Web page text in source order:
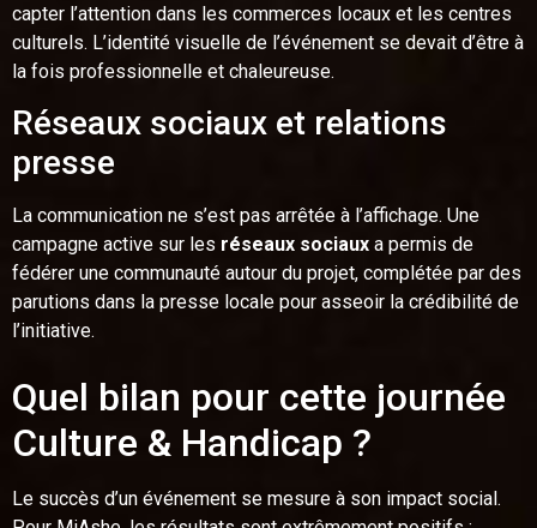
capter l’attention dans les commerces locaux et les centres
culturels. L’identité visuelle de l’événement se devait d’être à
la fois professionnelle et chaleureuse.
Réseaux sociaux et relations
presse
La communication ne s’est pas arrêtée à l’affichage. Une
campagne active sur les réseaux sociaux a permis de
fédérer une communauté autour du projet, complétée par des
parutions dans la presse locale pour asseoir la crédibilité de
l’initiative.
Quel bilan pour cette journée
Culture & Handicap ?
Le succès d’un événement se mesure à son impact social.